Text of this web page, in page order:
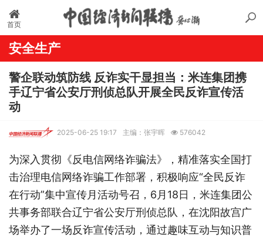
首页
安全生产
警企联动筑防线 反诈实干显担当：米连集团携
手辽宁省公安厅刑侦总队开展全民反诈宣传活
动
2025-06-25 19:17 主编：张宇晖 576042
为深入贯彻《反电信网络诈骗法》，精准落实全国打
击治理电信网络诈骗工作部署，积极响应“全民反诈
在行动”集中宣传月活动号召，6月18日，米连集团公
共事务部联合辽宁省公安厅刑侦总队，在沈阳故宫广
场举办了一场反诈宣传活动，通过趣味互动与知识普